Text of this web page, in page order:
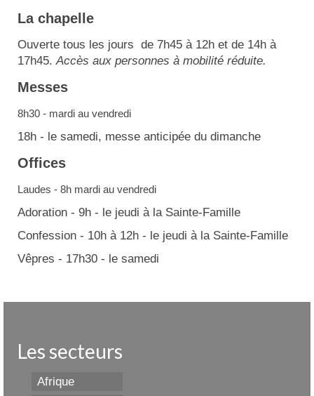
La chapelle
Ouverte tous les jours de 7h45 à 12h et de 14h à
17h45.Accès aux personnes à mobilité réduite.
Messes
8h30 - mardi au vendredi
18h - le samedi, messe anticipée du dimanche
Offices
Laudes - 8h mardi au vendredi
Adoration - 9h - le jeudi à la Sainte-Famille
Confession - 10h à 12h - le jeudi à la Sainte-Famille
Vêpres - 17h30 - le samedi
Les secteurs
Afrique